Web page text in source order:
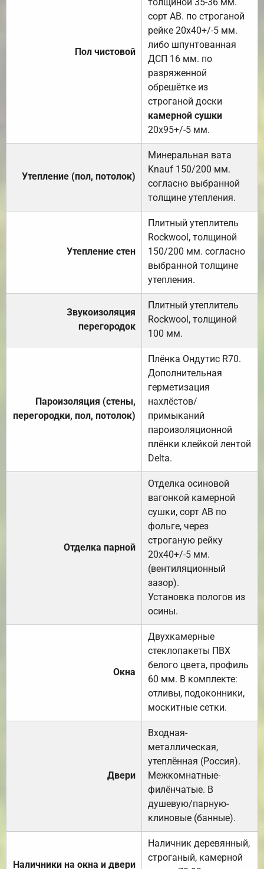
Пол чистовой
сорт АВ. по строганой
рейке 20х40+/-5 мм.
либо шпунтованная
ДСП 16 мм. по
разряженной
обрешётке из
строганой доски
камерной сушки
20х95+/-5 мм.
Утепление (пол, потолок)
Минеральная вата
Knauf 150/200 мм.
согласно выбранной
толщине утепления.
Утепление стен
Плитный утеплитель
Rockwool, толщиной
150/200 мм. согласно
выбранной толщине
утепления.
Звукоизоляция
перегородок
Плитный утеплитель
Rockwool, толщиной
100 мм.
Пароизоляция (стены,
перегородки, пол, потолок)
Плёнка Ондутис R70.
Дополнительная
герметизация
нахлёстов/
примыканий
пароизоляционной
плёнки клейкой лентой
Delta.
Отделка парной
Отделка осиновой
вагонкой камерной
сушки, сорт АВ по
фольге, через
строганую рейку
20х40+/-5 мм.
(вентиляционный
зазор).
Установка пологов из
осины.
Окна
Двухкамерные
стеклопакеты ПВХ
белого цвета, профиль
60 мм. В комплекте:
отливы, подоконники,
москитные сетки.
Двери
Входная-
металлическая,
утеплённая (Россия).
Межкомнатные-
филёнчатые. В
душевую/парную-
клиновые (банные).
Наличники на окна и двери
Наличник деревянный,
строганый, камерной